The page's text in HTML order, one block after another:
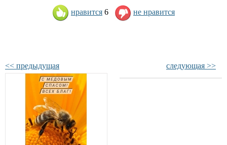
нравится 6 не нравится
<< предыдущая следующая >>